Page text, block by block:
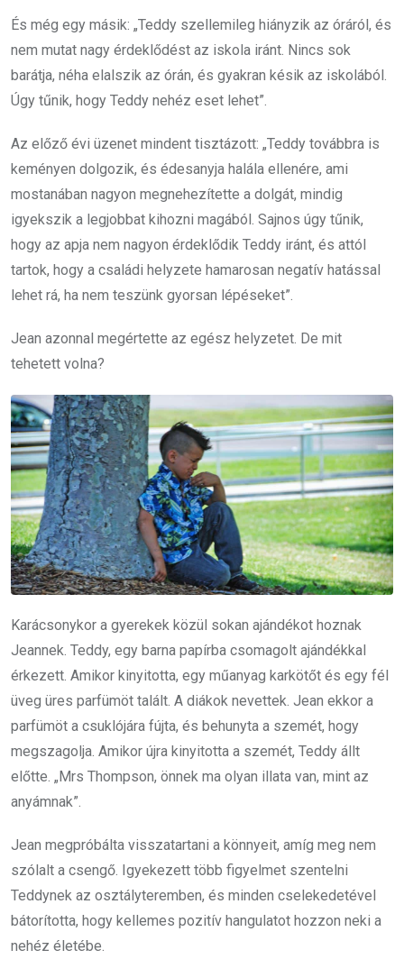
És még egy másik: „Teddy szellemileg hiányzik az óráról, és
nem mutat nagy érdeklődést az iskola iránt. Nincs sok
barátja, néha elalszik az órán, és gyakran késik az iskolából.
Úgy tűnik, hogy Teddy nehéz eset lehet”.
Az előző évi üzenet mindent tisztázott: „Teddy továbbra is
keményen dolgozik, és édesanyja halála ellenére, ami
mostanában nagyon megnehezítette a dolgát, mindig
igyekszik a legjobbat kihozni magából. Sajnos úgy tűnik,
hogy az apja nem nagyon érdeklődik Teddy iránt, és attól
tartok, hogy a családi helyzete hamarosan negatív hatással
lehet rá, ha nem teszünk gyorsan lépéseket”.
Jean azonnal megértette az egész helyzetet. De mit
tehetett volna?
Karácsonykor a gyerekek közül sokan ajándékot hoznak
Jeannek. Teddy, egy barna papírba csomagolt ajándékkal
érkezett. Amikor kinyitotta, egy műanyag karkötőt és egy fél
üveg üres parfümöt talált. A diákok nevettek. Jean ekkor a
parfümöt a csuklójára fújta, és behunyta a szemét, hogy
megszagolja. Amikor újra kinyitotta a szemét, Teddy állt
előtte. „Mrs Thompson, önnek ma olyan illata van, mint az
anyámnak”.
Jean megpróbálta visszatartani a könnyeit, amíg meg nem
szólalt a csengő. Igyekezett több figyelmet szentelni
Teddynek az osztályteremben, és minden cselekedetével
bátorította, hogy kellemes pozitív hangulatot hozzon neki a
nehéz életébe.